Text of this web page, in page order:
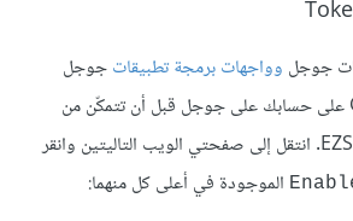
جوجل وواجهات برمجة تطبيقاتجوجل
درايف Google Drive على حسابك على جوجل قبل أن تتمكّن من
استخدام وحدة EZSheets. انتقل إلى صفحتي الويب التاليتين وانقر
الموجودة في أعلى كل منهما: